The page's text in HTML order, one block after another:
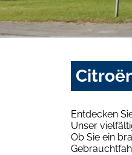
Entdecken
Unser
Ob Sie ein